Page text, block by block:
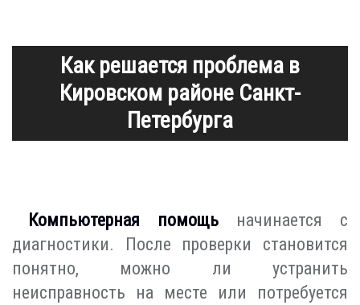
Как решается проблема в
Кировском районе Санкт-
Петербурга
Компьютерная помощь начинается с
диагностики. После проверки становится
понятно, можно ли устранить
неисправность на месте или потребуется